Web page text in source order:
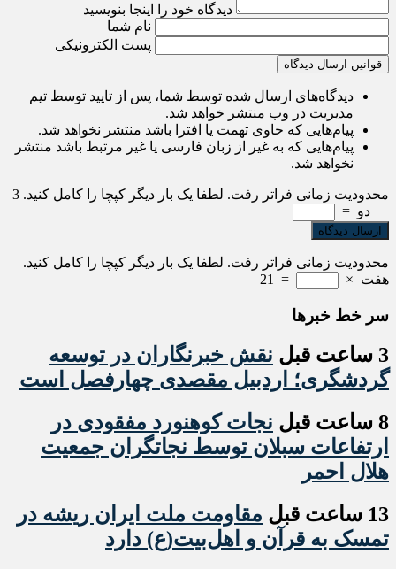
دیدگاه خود را اینجا بنویسید
نام شما
پست الکترونیکی
قوانین ارسال دیدگاه
دیدگاه‌های ارسال شده توسط شما، پس از تایید توسط تیم
مدیریت در وب منتشر خواهد شد.
پیام‌هایی که حاوی تهمت یا افترا باشد منتشر نخواهد شد.
پیام‌هایی که به غیر از زبان فارسی یا غیر مرتبط باشد منتشر
نخواهد شد.
محدودیت زمانی فراتر رفت. لطفا یک بار دیگر کپچا را کامل کنید. 3
− دو =
محدودیت زمانی فراتر رفت. لطفا یک بار دیگر کپچا را کامل کنید.
هفت ×
=
21
سر خط خبرها
3 ساعت قبل
نقش خبرنگاران در توسعه
گردشگری؛ اردبیل مقصدی چهارفصل است
8 ساعت قبل
نجات کوهنورد مفقودی در
ارتفاعات سبلان توسط نجاتگران جمعیت
هلال احمر
13 ساعت قبل
مقاومت ملت ایران ریشه در
تمسک به قرآن و اهل‌بیت(ع) دارد